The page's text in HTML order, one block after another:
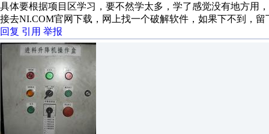
具体要根据项目区学习，要不然学太多，学了感觉没有地方用
接去NI.COM官网下载，网上找一个破解软件，如果下不到，留
回复 引用 举报